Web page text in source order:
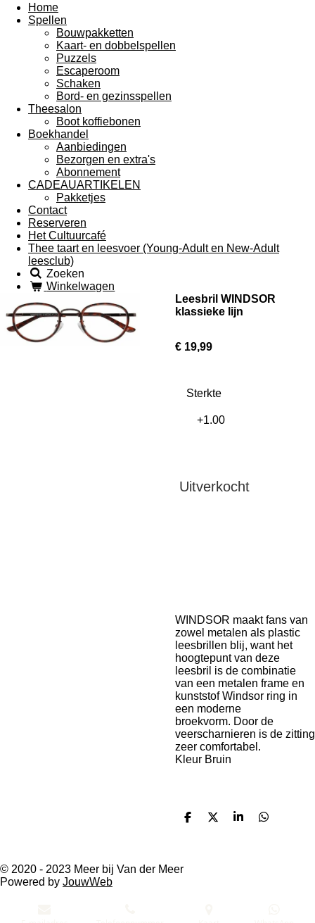
Home
Spellen
Bouwpakketten
Kaart- en dobbelspellen
Puzzels
Escaperoom
Schaken
Bord- en gezinsspellen
Theesalon
Boot koffiebonen
Boekhandel
Aanbiedingen
Bezorgen en extra's
Abonnement
CADEAUARTIKELEN
Pakketjes
Contact
Reserveren
Het Cultuurcafé
Thee taart en leesvoer (Young-Adult en New-Adult
leesclub)
Zoeken
Winkelwagen
Leesbril WINDSOR
klassieke lijn
€ 19,99
Sterkte
Uitverkocht
WINDSOR maakt fans van
zowel metalen als plastic
leesbrillen blij, want het
hoogtepunt van deze
leesbril is de combinatie
van een metalen frame en
kunststof Windsor ring in
een moderne
broekvorm. Door de
veerscharnieren is de zitting
zeer comfortabel.
Kleur Bruin
D
D
S
D
© 2020 - 2023 Meer bij Van der Meer
Powered by JouwWeb